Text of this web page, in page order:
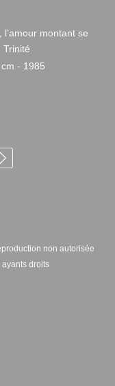
l’amour montant se
Trinité
- 1985
non autorisée
droits